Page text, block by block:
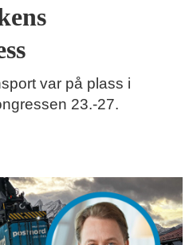
var på plass i
23.-27.